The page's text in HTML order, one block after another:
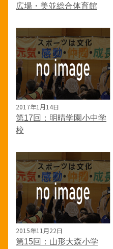
広場・美並総合体育館
2017年1月14日
第17回：明晴学園小中学
校
2015年11月22日
第15回：山形大森小学